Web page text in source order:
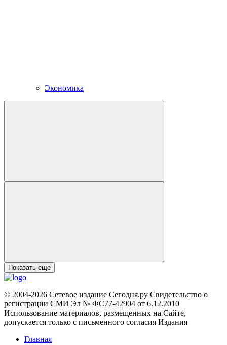
Экономика
Показать еще
© 2004-2026 Сетевое издание Сегодня.ру Свидетельство о
регистрации СМИ Эл № ФС77-42904 от 6.12.2010
Использование материалов, размещенных на Сайте,
допускается только с письменного согласия Издания
Главная